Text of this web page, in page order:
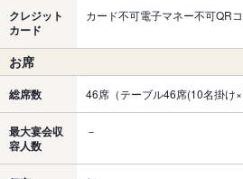
クレジット
カード
カード不可電子マネー不可QR
お席
総席数 46席（テーブル46席(10名掛け
最大宴会収
容人数
－